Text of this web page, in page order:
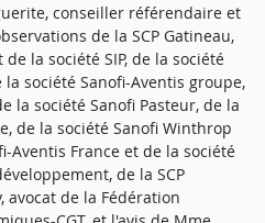
conseiller référendaire et
de la SCP Gatineau,
la société SIP, de la société
la société Sanofi-Aventis groupe,
la société Sanofi Pasteur, de la
de la société Sanofi Winthrop
Aventis France et de la société
de la SCP
avocat de la Fédération